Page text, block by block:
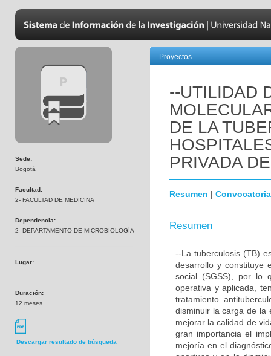
Sede:
Bogotá
Facultad:
2- FACULTAD DE MEDICINA
Dependencia:
2- DEPARTAMENTO DE MICROBIOLOGÍA
Lugar:
---
Duración:
12 meses
Descargar resultado de búsqueda
Proyectos
--UTILIDAD
DE LA
PRIVADA
Resumen | Convocatoria
Resumen
--La tuberculosis (TB)
desarrollo y constituye
social (SGSS), por lo
operativa y aplicada,
tratamiento
disminuir la carga de la
mejorar la calidad de
gran importancia el
mejoría en el